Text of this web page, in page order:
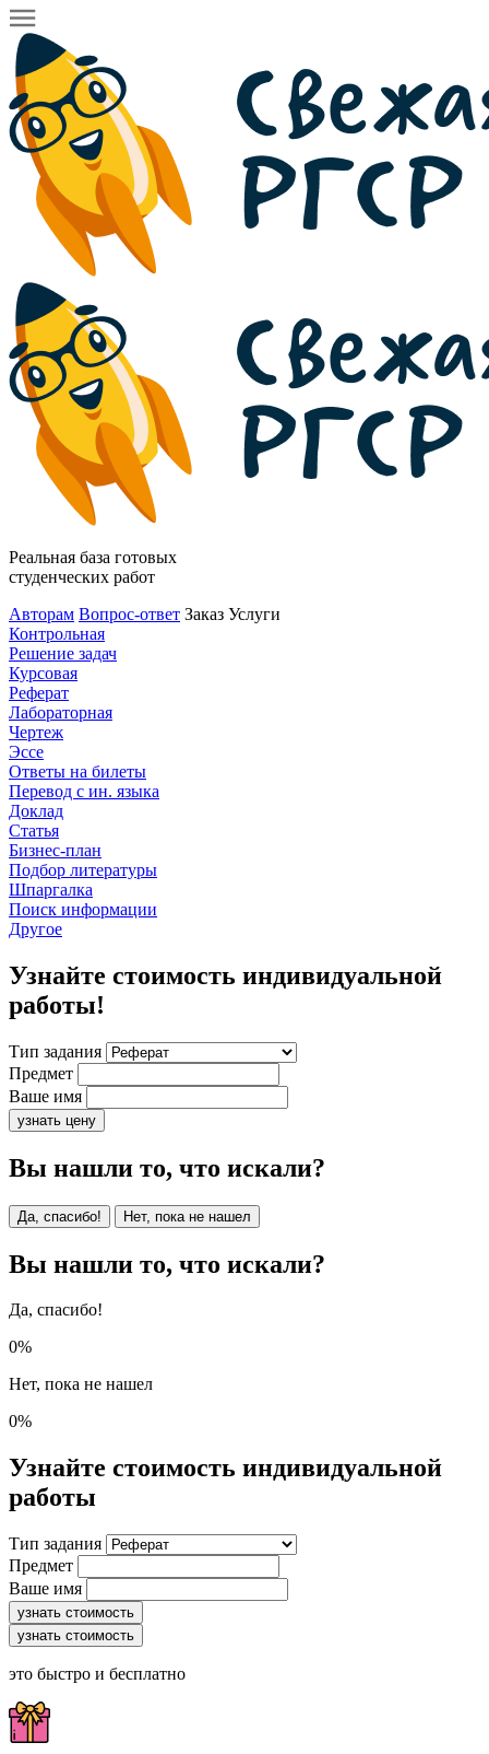
Реальная база готовых
студенческих работ
Авторам Вопрос-ответ Заказ Услуги
Контрольная
Решение задач
Курсовая
Реферат
Лабораторная
Чертеж
Эссе
Ответы на билеты
Перевод с ин. языка
Доклад
Статья
Бизнес-план
Подбор литературы
Шпаргалка
Поиск информации
Другое
Узнайте стоимость индивидуальной
работы!
Тип задания
Предмет
Ваше имя
узнать цену
Вы нашли то, что искали?
Да, спасибо! Нет, пока не нашел
Вы нашли то, что искали?
Да, спасибо!
0%
Нет, пока не нашел
0%
Узнайте стоимость индивидуальной
работы
Тип задания
Предмет
Ваше имя
узнать стоимость
узнать стоимость
это быстро и бесплатно